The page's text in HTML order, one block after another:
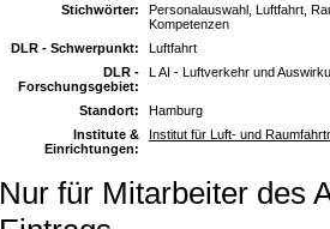
Stichwörter:
Personalauswahl, Luftfahrt,
Kompetenzen
DLR - Schwerpunkt:
Luftfahrt
DLR -
Forschungsgebiet:
L AI - Luftverkehr und
Standort:
Hamburg
Institute &
Einrichtungen:
Institut für Luft- und
Nur für Mitarbeiter des